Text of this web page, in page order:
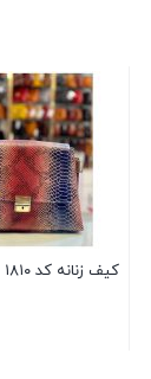
کیف زنانه کد ۱۸۱۰